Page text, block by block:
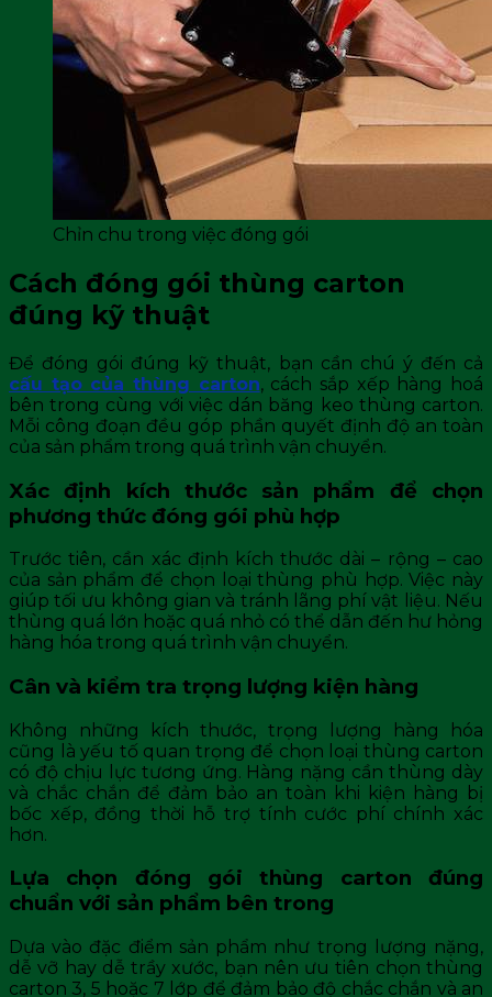
Chỉn chu trong việc đóng gói
Cách đóng gói thùng carton
đúng kỹ thuật
Để đóng gói đúng kỹ thuật, bạn cần chú ý đến cả
cấu tạo của thùng carton, cách sắp xếp hàng hoá
bên trong cùng với việc dán băng keo thùng carton.
Mỗi công đoạn đều góp phần quyết định độ an toàn
của sản phẩm trong quá trình vận chuyển.
Xác định kích thước sản phẩm để chọn
phương thức đóng gói phù hợp
Trước tiên, cần xác định kích thước dài – rộng – cao
của sản phẩm để chọn loại thùng phù hợp. Việc này
giúp tối ưu không gian và tránh lãng phí vật liệu. Nếu
thùng quá lớn hoặc quá nhỏ có thể dẫn đến hư hỏng
hàng hóa trong quá trình vận chuyển.
Cân và kiểm tra trọng lượng kiện hàng
Không những kích thước, trọng lượng hàng hóa
cũng là yếu tố quan trọng để chọn loại thùng carton
có độ chịu lực tương ứng. Hàng nặng cần thùng dày
và chắc chắn để đảm bảo an toàn khi kiện hàng bị
bốc xếp, đồng thời hỗ trợ tính cước phí chính xác
hơn.
Lựa chọn đóng gói thùng carton đúng
chuẩn với sản phẩm bên trong
Dựa vào đặc điểm sản phẩm như trọng lượng nặng,
dễ vỡ hay dễ trầy xước, bạn nên ưu tiên chọn thùng
carton 3, 5 hoặc 7 lớp để đảm bảo độ chắc chắn và an